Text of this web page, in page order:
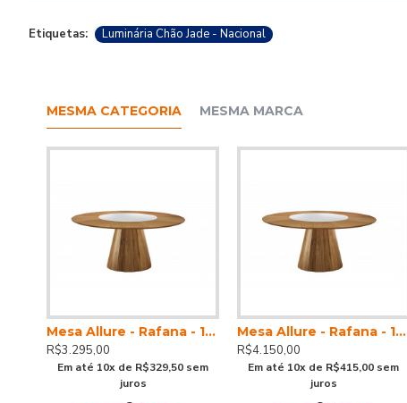
Etiquetas: Luminária Chão Jade - Nacional
MESMA CATEGORIA MESMA MARCA
Mesa Allure - Rafana - 130x130
R$3.295,00
Em até 10x de R$329,50 sem
juros
Mesa Allure - Rafana - 150x150
R$4.150,00
Em até 10x de R$415,00 sem
juros